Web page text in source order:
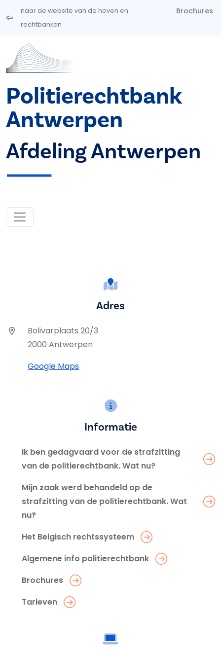
Overslaan en naar de inhoud gaan
naar de website van de hoven en
rechtbanken
Brochures
Politierechtbank
Antwerpen
Afdeling Antwerpen
Adres
Bolivarplaats 20/3
2000 Antwerpen
Google Maps
Informatie
Ik ben gedagvaard voor de strafzitting
van de politierechtbank. Wat nu?
Mijn zaak werd behandeld op de
strafzitting van de politierechtbank. Wat
nu?
Het Belgisch rechtssysteem
Algemene info politierechtbank
Brochures
Tarieven